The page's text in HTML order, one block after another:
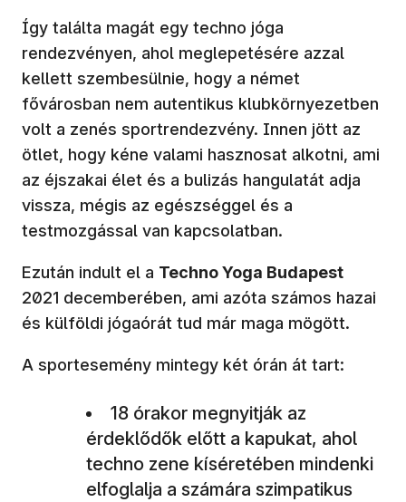
Így találta magát egy techno jóga
rendezvényen, ahol meglepetésére azzal
kellett szembesülnie, hogy a német
fővárosban nem autentikus klubkörnyezetben
volt a zenés sportrendezvény. Innen jött az
ötlet, hogy kéne valami hasznosat alkotni, ami
az éjszakai élet és a bulizás hangulatát adja
vissza, mégis az egészséggel és a
testmozgással van kapcsolatban.
Ezután indult el a Techno Yoga Budapest
2021 decemberében, ami azóta számos hazai
és külföldi jógaórát tud már maga mögött.
A sportesemény mintegy két órán át tart:
18 órakor megnyitják az
érdeklődők előtt a kapukat, ahol
techno zene kíséretében mindenki
elfoglalja a számára szimpatikus